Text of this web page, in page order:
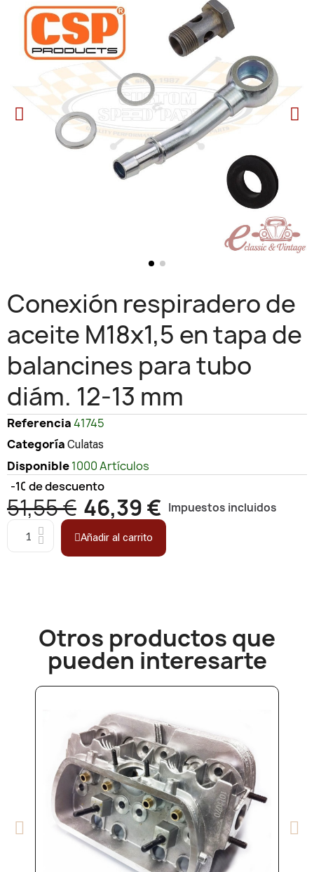
Conexión respiradero de
aceite M18x1,5 en tapa de
balancines para tubo
diám. 12-13 mm
Referencia41745
Categoría Culatas
Disponible1000 Artículos
-10%de descuento
51,55 € 46,39 € Impuestos incluidos
Añadir al carrito
Otros productos que
pueden interesarte​